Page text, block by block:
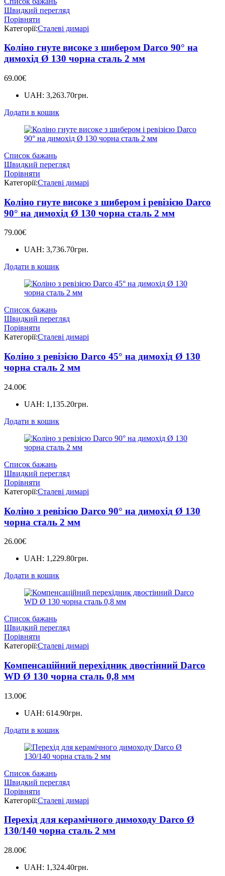
Швидкий перегляд
Порівняти
Категорії:Сталеві димарі
Коліно гнуте високе з шибером Darco 90° на
димохід Ø 130 чорна сталь 2 мм
69.00€
UAH: 3,263.70грн.
Додати в кошик
Список бажань
Швидкий перегляд
Порівняти
Категорії:Сталеві димарі
Коліно гнуте високе з шибером і ревізією Darco
90° на димохід Ø 130 чорна сталь 2 мм
79.00€
UAH: 3,736.70грн.
Додати в кошик
Список бажань
Швидкий перегляд
Порівняти
Категорії:Сталеві димарі
Коліно з ревізією Darco 45° на димохід Ø 130
чорна сталь 2 мм
24.00€
UAH: 1,135.20грн.
Додати в кошик
Список бажань
Швидкий перегляд
Порівняти
Категорії:Сталеві димарі
Коліно з ревізією Darco 90° на димохід Ø 130
чорна сталь 2 мм
26.00€
UAH: 1,229.80грн.
Додати в кошик
Список бажань
Швидкий перегляд
Порівняти
Категорії:Сталеві димарі
Компенсаційний перехідник двостінний Darco
WD Ø 130 чорна сталь 0,8 мм
13.00€
UAH: 614.90грн.
Додати в кошик
Список бажань
Швидкий перегляд
Порівняти
Категорії:Сталеві димарі
Перехід для керамічного димоходу Darco Ø
130/140 чорна сталь 2 мм
28.00€
UAH: 1,324.40грн.